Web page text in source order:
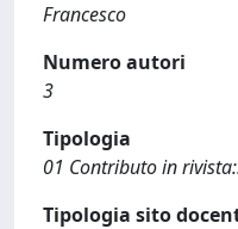
Francesco
Numero autori
3
Tipologia
01 Contributo in
Tipologia sito